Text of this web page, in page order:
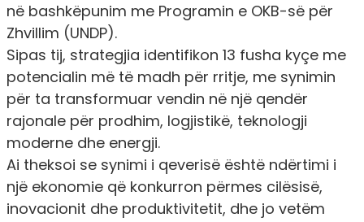
në bashkëpunim me Programin e OKB-së për
Zhvillim (UNDP).
Sipas tij, strategjia identifikon 13 fusha kyçe me
potencialin më të madh për rritje, me synimin
për ta transformuar vendin në një qendër
rajonale për prodhim, logjistikë, teknologji
moderne dhe energji.
Ai theksoi se synimi i qeverisë është ndërtimi i
një ekonomie që konkurron përmes cilësisë,
inovacionit dhe produktivitetit, dhe jo vetëm